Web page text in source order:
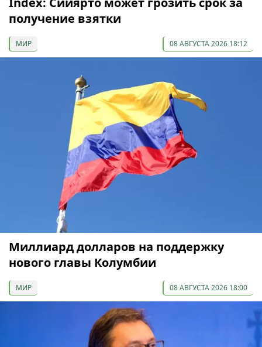
получение взятки
МИР 08 АВГУСТА 2026 18:12
Миллиард долларов на поддержку
нового главы Колумбии
МИР 08 АВГУСТА 2026 18:00